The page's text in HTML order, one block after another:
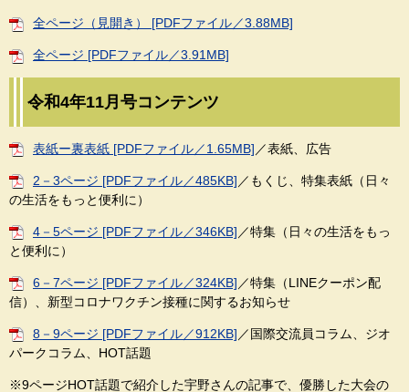
全ページ（見開き） [PDFファイル／3.88MB]
全ページ [PDFファイル／3.91MB]
令和4年11月号コンテンツ
表紙ー裏表紙 [PDFファイル／1.65MB] ／表紙、広告
2－3ページ [PDFファイル／485KB] ／もくじ、特集表紙（日々
の生活をもっと便利に）
4－5ページ [PDFファイル／346KB] ／特集（日々の生活をもっ
と便利に）
6－7ページ [PDFファイル／324KB] ／特集（LINEクーポン配
信）、新型コロナワクチン接種に関するお知らせ
8－9ページ [PDFファイル／912KB] ／国際交流員コラム、ジオ
パークコラム、HOT話題
※9ページHOT話題で紹介した宇野さんの記事で、優勝した大会の